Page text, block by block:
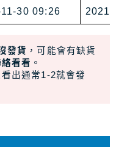
30 09:26 2021-
發貨 ，可能會有缺貨
看看 。
出通常1-2就會發